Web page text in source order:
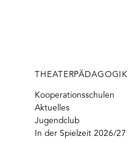
THEATERPÄDAGOGIK
Kooperationsschulen
Aktuelles
Jugendclub
In der Spielzeit 2026/27